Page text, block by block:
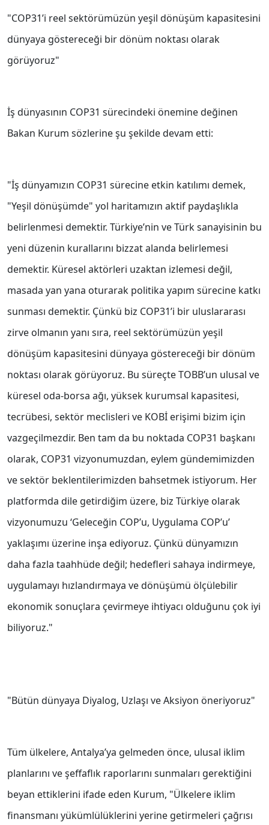
"COP31’i reel sektörümüzün yeşil dönüşüm kapasitesini
dünyaya göstereceği bir dönüm noktası olarak
görüyoruz"
İş dünyasının COP31 sürecindeki önemine değinen
Bakan Kurum sözlerine şu şekilde devam etti:
"İş dünyamızın COP31 sürecine etkin katılımı demek,
"Yeşil dönüşümde" yol haritamızın aktif paydaşlıkla
belirlenmesi demektir. Türkiye’nin ve Türk sanayisinin bu
yeni düzenin kurallarını bizzat alanda belirlemesi
demektir. Küresel aktörleri uzaktan izlemesi değil,
masada yan yana oturarak politika yapım sürecine katkı
sunması demektir. Çünkü biz COP31’i bir uluslararası
zirve olmanın yanı sıra, reel sektörümüzün yeşil
dönüşüm kapasitesini dünyaya göstereceği bir dönüm
noktası olarak görüyoruz. Bu süreçte TOBB’un ulusal ve
küresel oda-borsa ağı, yüksek kurumsal kapasitesi,
tecrübesi, sektör meclisleri ve KOBİ erişimi bizim için
vazgeçilmezdir. Ben tam da bu noktada COP31 başkanı
olarak, COP31 vizyonumuzdan, eylem gündemimizden
ve sektör beklentilerimizden bahsetmek istiyorum. Her
platformda dile getirdiğim üzere, biz Türkiye olarak
vizyonumuzu ‘Geleceğin COP’u, Uygulama COP’u’
yaklaşımı üzerine inşa ediyoruz. Çünkü dünyamızın
daha fazla taahhüde değil; hedefleri sahaya indirmeye,
uygulamayı hızlandırmaya ve dönüşümü ölçülebilir
ekonomik sonuçlara çevirmeye ihtiyacı olduğunu çok iyi
biliyoruz."
"Bütün dünyaya Diyalog, Uzlaşı ve Aksiyon öneriyoruz"
Tüm ülkelere, Antalya’ya gelmeden önce, ulusal iklim
planlarını ve şeffaflık raporlarını sunmaları gerektiğini
beyan ettiklerini ifade eden Kurum, "Ülkelere iklim
finansmanı yükümlülüklerini yerine getirmeleri çağrısı